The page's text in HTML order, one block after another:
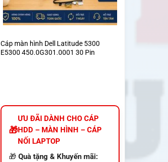
Cáp màn hình Dell Latitude 5300
E5300 450.0G301.0001 30 Pin
ƯU ĐÃI DÀNH CHO CÁP
HDD – MÀN HÌNH – CÁP
NỐI LAPTOP
🎁Quà tặng & Khuyến mãi: